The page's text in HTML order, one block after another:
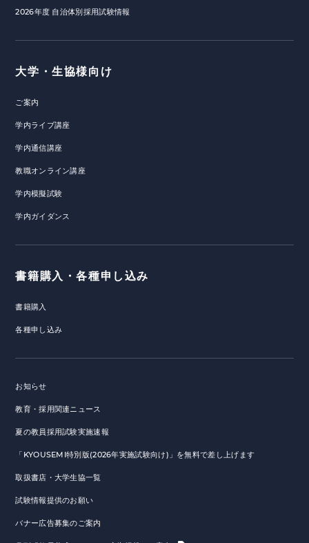
2026年度 自治体別採用試験情報
大学・生協様向け
ご案内
学内ライブ講座
学内通信講座
教職オンライン講座
学内模擬試験
学内ガイダンス
書籍購入・各種申し込み
書籍購入
各種申し込み
お知らせ
教育・採用関連ニュース
夏の教員採用試験実施速報
「KYOUSEMI特別版(2026年実施試験向け)」を無料で差し上げます
取扱書店・大学生協一覧
試験情報提供のお願い
バナー広告募集のご案内